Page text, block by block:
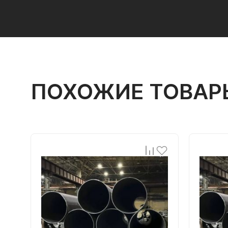
ПОХОЖИЕ